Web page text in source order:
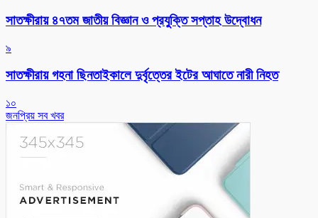
সাতক্ষীরায় ৪৭তম জাতীয় বিজ্ঞান ও প্রযুক্তি সপ্তাহ উদ্বোধন
৯
সাতক্ষীরায় গহনা ছিনতাইকালে দুর্বৃত্তের ইটের আঘাতে নারী নিহত
১০
জনপ্রিয় সব খবর